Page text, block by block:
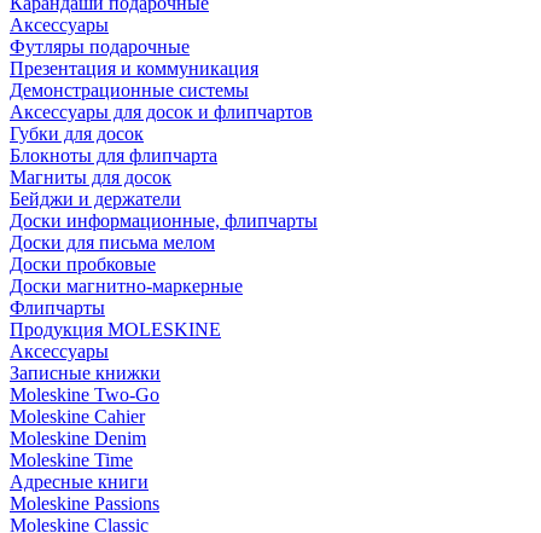
Аксессуары
Футляры подарочные
Презентация и коммуникация
Демонстрационные системы
Аксессуары для досок и флипчартов
Губки для досок
Блокноты для флипчарта
Магниты для досок
Бейджи и держатели
Доски информационные, флипчарты
Доски для письма мелом
Доски пробковые
Доски магнитно-маркерные
Флипчарты
Продукция MOLESKINE
Аксессуары
Записные книжки
Moleskine Two-Go
Moleskine Cahier
Moleskine Denim
Moleskine Time
Адресные книги
Moleskine Passions
Moleskine Classic